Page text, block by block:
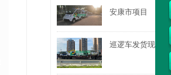
安康市项目
巡逻车发货现场